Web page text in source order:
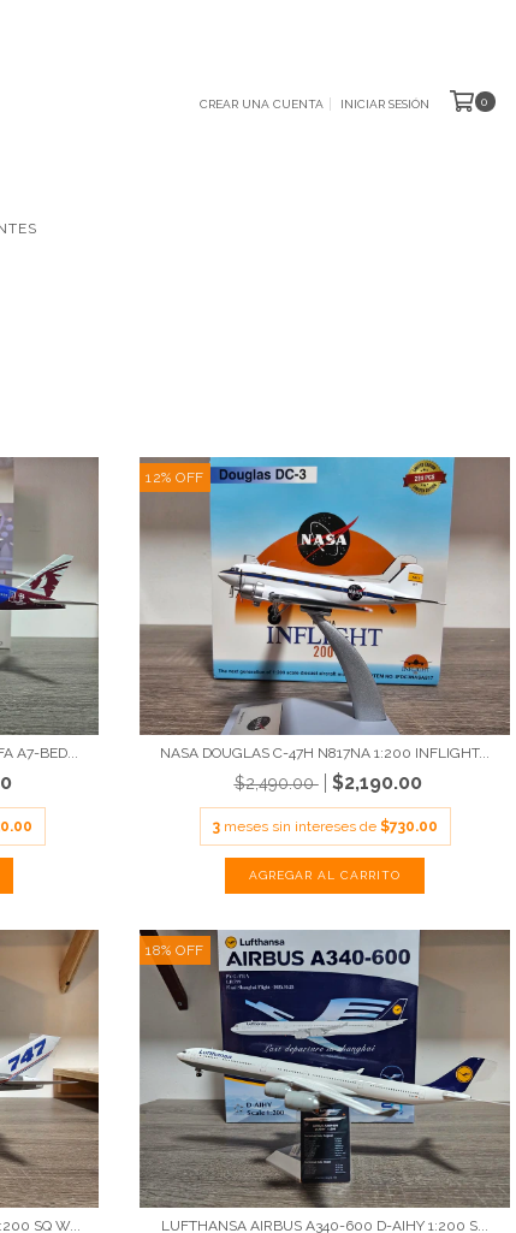
CREAR UNA CUENTA INICIAR SESIÓN 0
A7-BED...
12%OFF
NASA DOUGLAS C-47H N817NA 1:200 INFLIGHT...
$2,490.00 $2,190.00
3 meses sin intereses de $730.00
SQ W...
18%OFF
LUFTHANSA AIRBUS A340-600 D-AIHY 1:200 S...